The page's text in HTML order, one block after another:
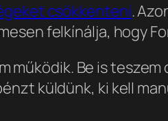
csökkenteni.
felkínálja, hogy
Be is
küldünk, ki kell